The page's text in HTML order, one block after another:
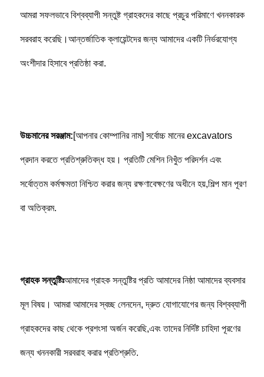
আমরা সফলভাবে বিশ্বব্যাপী সন্তুষ্ট গ্রাহকদের কাছে প্রচুর পরিমাণে খননকারক
সরবরাহ করেছি।আন্তর্জাতিক ক্লায়েন্টদের জন্য আমাদের একটি নির্ভরযোগ্য
অংশীদার হিসাবে প্রতিষ্ঠা করা.
উচ্চমানের সরঞ্জাম:[আপনার কোম্পানির নাম] সর্বোচ্চ মানের excavators
প্রদান করতে প্রতিশ্রুতিবদ্ধ হয়। প্রতিটি মেশিন নিখুঁত পরিদর্শন এবং
সর্বোত্তম কর্মক্ষমতা নিশ্চিত করার জন্য রক্ষণাবেক্ষণের অধীনে হয়,শিল্প মান পূরণ
বা অতিক্রম.
গ্রাহক সন্তুষ্টিঃআমাদের গ্রাহক সন্তুষ্টির প্রতি আমাদের নিষ্ঠা আমাদের ব্যবসার
মূল বিষয়। আমরা আমাদের স্বচ্ছ লেনদেন, দ্রুত যোগাযোগের জন্য বিশ্বব্যাপী
গ্রাহকদের কাছ থেকে প্রশংসা অর্জন করেছি,এবং তাদের নির্দিষ্ট চাহিদা পূরণের
জন্য খননকারী সরবরাহ করার প্রতিশ্রুতি.